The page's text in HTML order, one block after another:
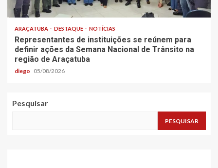
ARAÇATUBA DESTAQUE NOTÍCIAS
Representantes de instituições se reúnem para
definir ações da Semana Nacional de Trânsito na
região de Araçatuba
diego 05/08/2026
Pesquisar
PESQUISAR